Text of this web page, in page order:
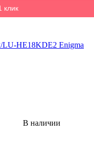
клик
LU-HE18KDE2 Enigma
В наличии